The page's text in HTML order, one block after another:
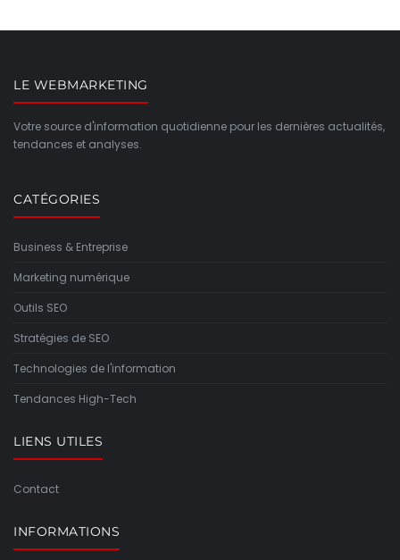
LE WEBMARKETING
Votre source d'information quotidienne pour les dernières actualités,
tendances et analyses.
CATÉGORIES
Business & Entreprise
Marketing numérique
Outils SEO
Stratégies de SEO
Technologies de l'information
Tendances High-Tech
LIENS UTILES
Contact
INFORMATIONS